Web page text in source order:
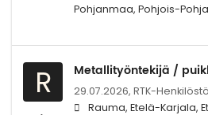
Pohjanmaa, Pohjois-
R Metallityöntekijä /
29.07.2026, RTK-
Rauma, Etelä-Karjala,